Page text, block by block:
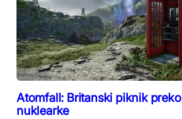
Atomfall: Britanski piknik
nuklearke